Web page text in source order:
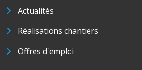
Actualités
Réalisations chantiers
Offres d'emploi